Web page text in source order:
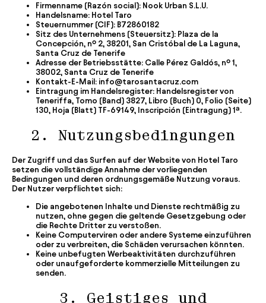
Firmenname (Razón social): Nook Urban S.L.U.
Handelsname: Hotel Taro
Steuernummer (CIF): B72860182
Sitz des Unternehmens (Steuersitz): Plaza de la
Concepción, nº 2, 38201, San Cristóbal de La Laguna,
Santa Cruz de Tenerife
Adresse der Betriebsstätte: Calle Pérez Galdós, nº 1,
38002, Santa Cruz de Tenerife
Kontakt-E-Mail: info@tarosantacruz.com
Eintragung im Handelsregister: Handelsregister von
Teneriffa, Tomo (Band) 3827, Libro (Buch) 0, Folio (Seite)
130, Hoja (Blatt) TF-69149, Inscripción (Eintragung) 1ª.
2. Nutzungsbedingungen
Der Zugriff und das Surfen auf der Website von Hotel Taro
setzen die vollständige Annahme der vorliegenden
Bedingungen und deren ordnungsgemäße Nutzung voraus.
Der Nutzer verpflichtet sich:
Die angebotenen Inhalte und Dienste rechtmäßig zu
nutzen, ohne gegen die geltende Gesetzgebung oder
die Rechte Dritter zu verstoßen.
Keine Computerviren oder andere Systeme einzuführen
oder zu verbreiten, die Schäden verursachen könnten.
Keine unbefugten Werbeaktivitäten durchzuführen
oder unaufgeforderte kommerzielle Mitteilungen zu
senden.
3. Geistiges und